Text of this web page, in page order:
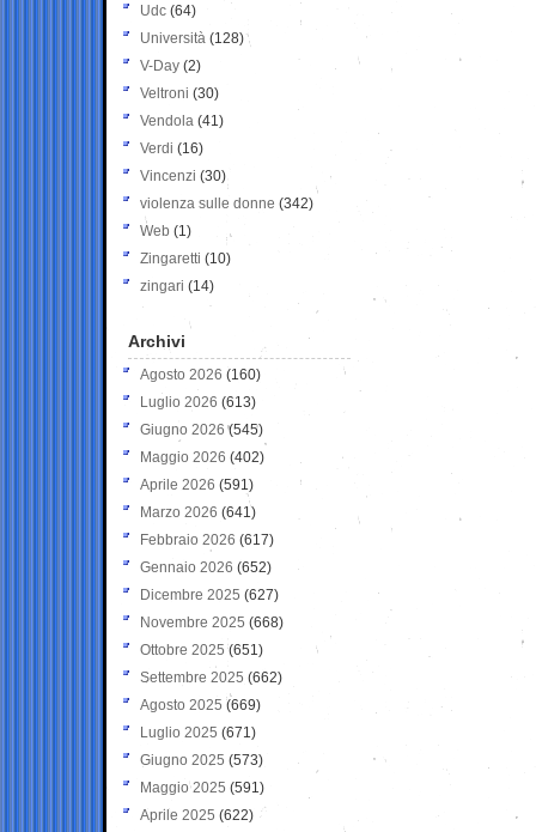
Udc (64)
Università (128)
V-Day (2)
Veltroni (30)
Vendola (41)
Verdi (16)
Vincenzi (30)
violenza sulle donne (342)
Web (1)
Zingaretti (10)
zingari (14)
Archivi
Agosto 2026 (160)
Luglio 2026 (613)
Giugno 2026 (545)
Maggio 2026 (402)
Aprile 2026 (591)
Marzo 2026 (641)
Febbraio 2026 (617)
Gennaio 2026 (652)
Dicembre 2025 (627)
Novembre 2025 (668)
Ottobre 2025 (651)
Settembre 2025 (662)
Agosto 2025 (669)
Luglio 2025 (671)
Giugno 2025 (573)
Maggio 2025 (591)
Aprile 2025 (622)